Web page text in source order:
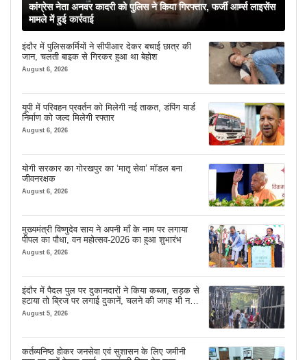
कांग्रेस नेता अनवर कादरी को पुलिस ने किया गिरफ्तार, फर्जी आर्म्स लाइसेंस
मामले में हुई कार्रवाई
इंदौर में पुलिसकर्मियों ने सीपीआर देकर बचाई छात्र की
जान, चलती बाइक से गिरकर हुआ था बेहोश
August 6, 2026
यूपी में परिवहन प्रवर्तन को मिलेगी नई ताकत, डंपिंग यार्ड
निर्माण को जल्द मिलेगी रफ्तार
August 6, 2026
योगी सरकार का गोरखपुर का ‘मातृ सेवा’ मॉडल बना
जीवनरक्षक
August 6, 2026
मुख्यमंत्री विष्णुदेव साय ने अपनी माँ के नाम पर लगाया
पीपल का पौधा, वन महोत्सव-2026 का हुआ शुभारंभ
August 6, 2026
इंदौर में पैदल पुल पर दुकानदारों ने किया कब्जा, सड़क से
हटाया तो ब्रिज पर लगाई दुकानें, चलने की जगह भी नहीं
मिल रही
August 5, 2026
कर्तव्यनिष्ठ होकर जनसेवा एवं सुशासन के लिए जमीनी